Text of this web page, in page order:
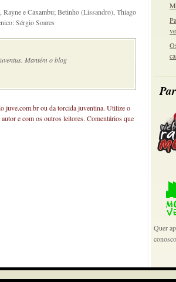
Quer
e Caxambu; Betinho (Lissandro), Thiago
Sérgio Soares
Mantém o blog
juve.com.br ou da torcida juventina. Utilize o
e com os outros leitores. Comentários que